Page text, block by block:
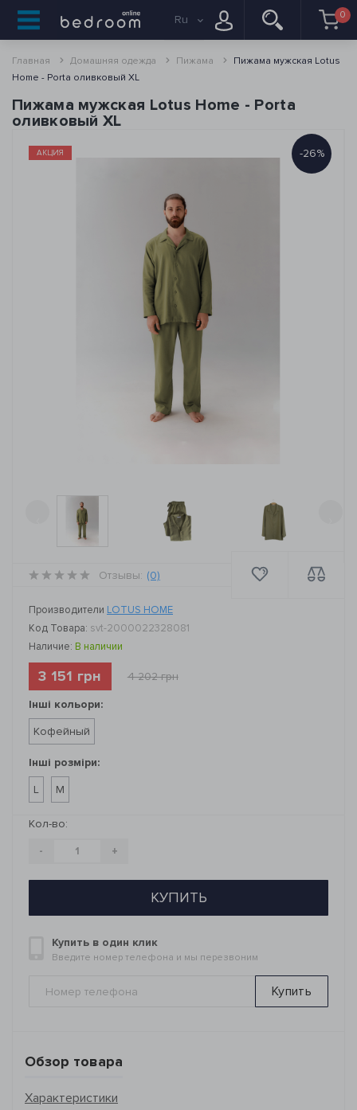
Ru 0
Главная Домашняя одежда Пижама
Пижама мужская Lotus
Home - Porta оливковый XL
Пижама мужская Lotus Home - Porta
оливковый XL
-26%
АКЦИЯ
Отзывы: (0)
Производители LOTUS HOME
Код Товара: svt-2000022328081
Наличие: В наличии
3 151 грн 4 202 грн
Інші кольори:
Кофейный
Інші розміри:
L
M
Кол-во:
- +
КУПИТЬ
Купить в один клик
Введите номер телефона и мы перезвоним
Купить
Обзор товара
Характеристики